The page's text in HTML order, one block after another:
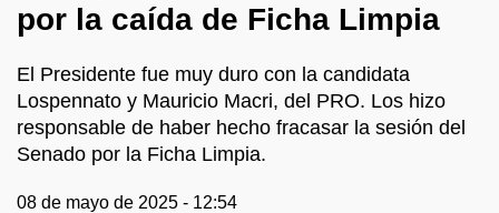
por la caída de Ficha Limpia
El Presidente fue muy duro con la candidata
Lospennato y Mauricio Macri, del PRO. Los hizo
responsable de haber hecho fracasar la sesión del
Senado por la Ficha Limpia.
08 de mayo de 2025 - 12:54